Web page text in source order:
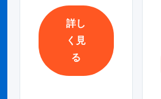
詳し
く見
る